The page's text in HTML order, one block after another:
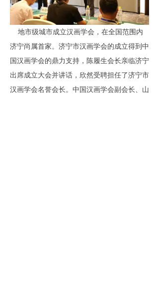
地市级城市成立汉画学会，在全国范围内
济宁尚属首家。济宁市汉画学会的成立得到中
国汉画学会的鼎力支持，陈履生会长亲临济宁
出席成立大会并讲话，欣然受聘担任了济宁市
汉画学会名誉会长。中国汉画学会副会长、山